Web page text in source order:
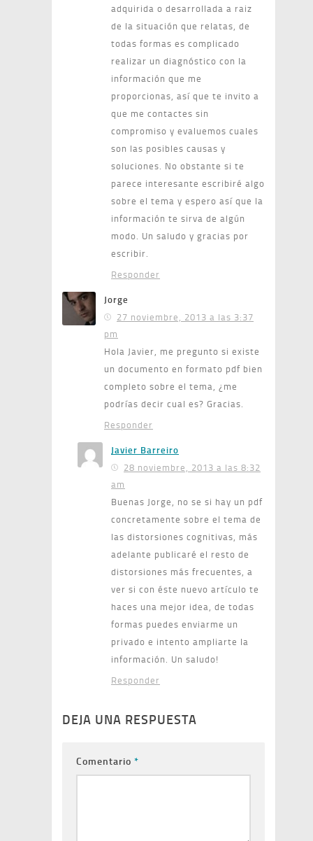
adquirida o desarrollada a raiz
de la situación que relatas, de
todas formas es complicado
realizar un diagnóstico con la
información que me
proporcionas, así que te invito a
que me contactes sin
compromiso y evaluemos cuales
son las posibles causas y
soluciones. No obstante si te
parece interesante escribiré algo
sobre el tema y espero así que la
información te sirva de algún
modo. Un saludo y gracias por
escribir.
Responder
Jorge
27 noviembre, 2013 a las 3:37
pm
Hola Javier, me pregunto si existe
un documento en formato pdf bien
completo sobre el tema, ¿me
podrías decir cual es? Gracias.
Responder
Javier Barreiro
28 noviembre, 2013 a las 8:32
am
Buenas Jorge, no se si hay un pdf
concretamente sobre el tema de
las distorsiones cognitivas, más
adelante publicaré el resto de
distorsiones más frecuentes, a
ver si con éste nuevo artículo te
haces una mejor idea, de todas
formas puedes enviarme un
privado e intento ampliarte la
información. Un saludo!
Responder
DEJA UNA RESPUESTA
Comentario *